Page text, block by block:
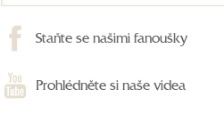
Staňte se našimi fanoušky
Prohlédněte si naše videa